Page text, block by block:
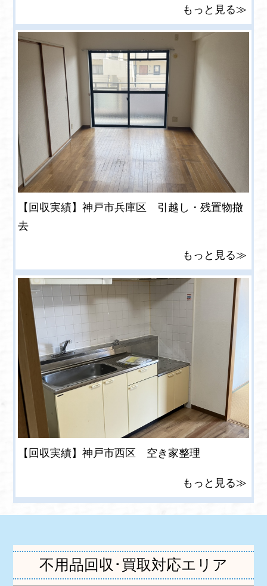
もっと見る≫
【回収実績】神戸市兵庫区 引越し・残置物撤
去
もっと見る≫
【回収実績】神戸市西区 空き家整理
もっと見る≫
不用品回収･買取対応エリア